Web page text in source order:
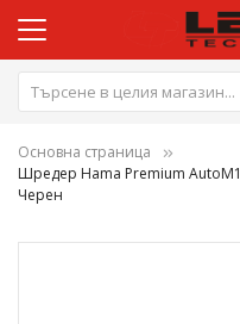
Основна страница
Шредер Hama Premium
Черен